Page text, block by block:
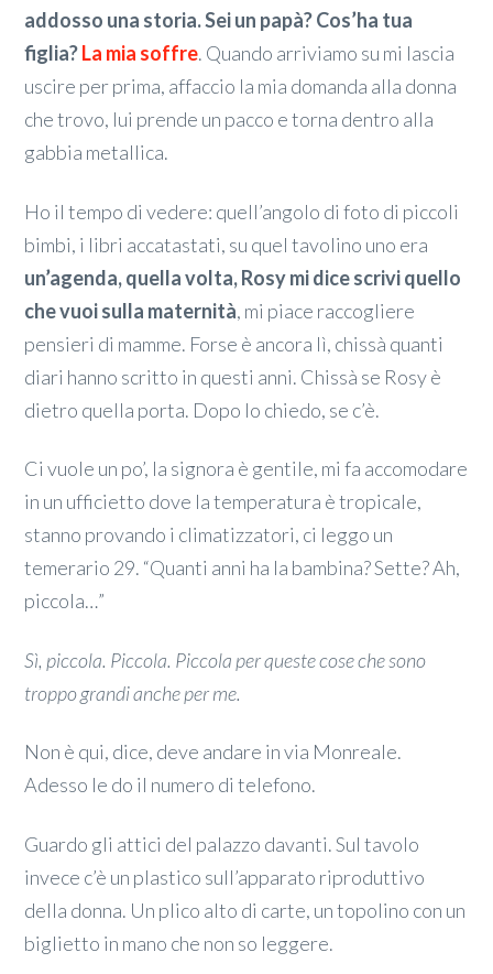
addosso una storia. Sei un papà? Cos’ha tua
figlia?La mia soffre. Quando arriviamo su mi lascia
uscire per prima, affaccio la mia domanda alla donna
che trovo, lui prende un pacco e torna dentro alla
gabbia metallica.
Ho il tempo di vedere: quell’angolo di foto di piccoli
bimbi, i libri accatastati, su quel tavolino uno era
un’agenda, quella volta, Rosy mi dice scrivi quello
che vuoi sulla maternità, mi piace raccogliere
pensieri di mamme. Forse è ancora lì, chissà quanti
diari hanno scritto in questi anni. Chissà se Rosy è
dietro quella porta. Dopo lo chiedo, se c’è.
Ci vuole un po’, la signora è gentile, mi fa accomodare
in un ufficietto dove la temperatura è tropicale,
stanno provando i climatizzatori, ci leggo un
temerario 29. “Quanti anni ha la bambina? Sette? Ah,
piccola…”
Sì, piccola. Piccola. Piccola per queste cose che sono
troppo grandi anche per me.
Non è qui, dice, deve andare in via Monreale.
Adesso le do il numero di telefono.
Guardo gli attici del palazzo davanti. Sul tavolo
invece c’è un plastico sull’apparato riproduttivo
della donna. Un plico alto di carte, un topolino con un
biglietto in mano che non so leggere.